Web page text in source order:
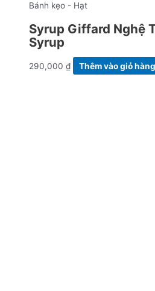
Bánh kẹo - Hạt
Syrup Giffard Nghệ
Syrup
290,000 ₫ Thêm vào giỏ hàng